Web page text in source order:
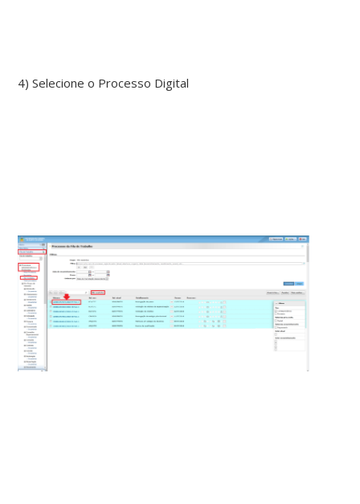
4) Selecione o Processo Digital